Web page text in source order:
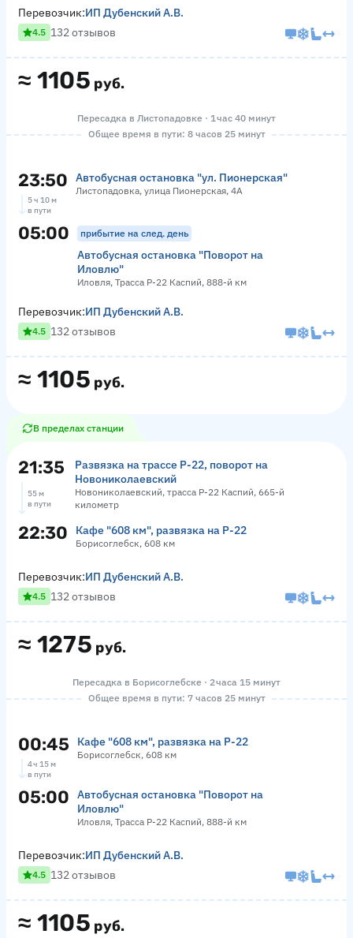
≈ 1105 руб.
Перевозчик:ИП Дубенский А.В.
4.5 132 отзывов
Пересадка в Листопадовке · 1 час 40 минут
Общее время в пути: 8 часов 25 минут
23:50 Автобусная остановка "ул. Пионерская"
Листопадовка, улица Пионерская, 4А
5 ч 10 м
в пути
05:00 прибытие на след. день
Автобусная остановка "Поворот на
Иловлю"
Иловля, Трасса Р-22 Каспий, 888-й км
≈ 1105 руб.
Перевозчик:ИП Дубенский А.В.
4.5 132 отзывов
В пределах станции
21:35
Развязка на трассе Р-22, поворот на
Новониколаевский
Новониколаевский, трасса Р-22 Каспий, 665-й
километр
55 м
в пути
22:30 Кафе "608 км", развязка на Р-22
Борисоглебск, 608 км
≈ 1275 руб.
Перевозчик:ИП Дубенский А.В.
4.5 132 отзывов
Пересадка в Борисоглебске · 2 часа 15 минут
Общее время в пути: 7 часов 25 минут
00:45 Кафе "608 км", развязка на Р-22
Борисоглебск, 608 км
4 ч 15 м
в пути
05:00
Автобусная остановка "Поворот на
Иловлю"
Иловля, Трасса Р-22 Каспий, 888-й км
≈ 1105 руб.
Перевозчик:ИП Дубенский А.В.
4.5 132 отзывов